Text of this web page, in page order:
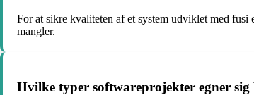
For at sikre kvaliteten af et system udviklet med fusi
mangler.
Hvilke typer softwareprojekter egner sig